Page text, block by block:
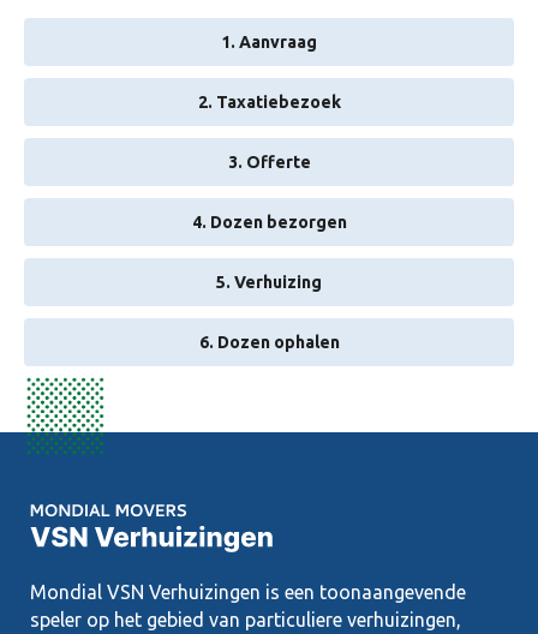
1. Aanvraag
2. Taxatiebezoek
3. Offerte
4. Dozen bezorgen
5. Verhuizing
6. Dozen ophalen
Mondial VSN Verhuizingen is een toonaangevende
speler op het gebied van particuliere verhuizingen,